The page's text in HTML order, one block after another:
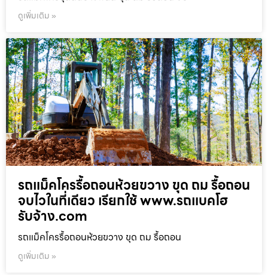
ดูเพิ่มเติม »
รถแม็คโครรื้อถอนห้วยขวาง ขุด ถม รื้อถอน
จบไวในที่เดียว เรียกใช้ www.รถแบคโฮ
รับจ้าง.com
รถแม็คโครรื้อถอนห้วยขวาง ขุด ถม รื้อถอน
ดูเพิ่มเติม »